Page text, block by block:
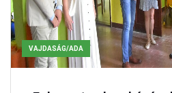
VAJDASÁG/ADA